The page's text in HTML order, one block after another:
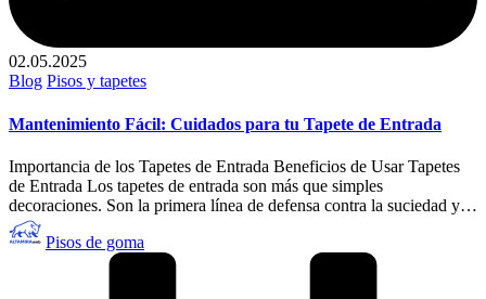
02.05.2025
Publicado
Blog Pisos y tapetes
Mantenimiento Fácil: Cuidados para tu Tapete de Entrada
Importancia de los Tapetes de Entrada Beneficios de Usar Tapetes
de Entrada Los tapetes de entrada son más que simples
decoraciones. Son la primera línea de defensa contra la suciedad y…
Publicado
por
Pisos de goma